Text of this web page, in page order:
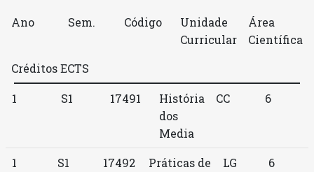
Ano Sem. Código
Unidade
Curricular
Área
Científica
Créditos ECTS
1 S1 17491
História
dos
Media
CC 6
1 S1 17492
Práticas de
LG 6